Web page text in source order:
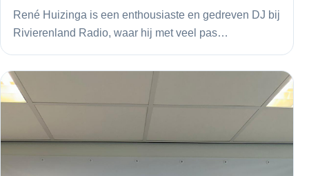
René Huizinga is een enthousiaste en gedreven DJ bij
Rivierenland Radio, waar hij met veel pas…